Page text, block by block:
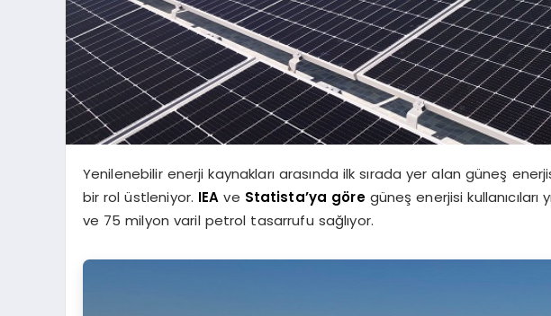
Yenilenebilir enerji kaynakları arasında ilk sırada yer alan güneş
bir rol üstleniyor. IEA ve Statista’ya göregüneş enerjisi kullanıcıları
ve 75 milyon varil petrol tasarrufu sağlıyor.